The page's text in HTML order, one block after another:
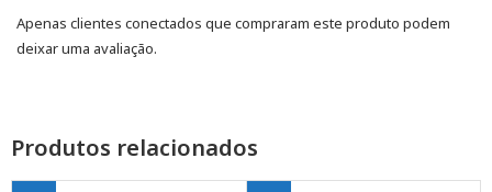
Apenas clientes conectados que compraram este produto podem
deixar uma avaliação.
Produtos relacionados